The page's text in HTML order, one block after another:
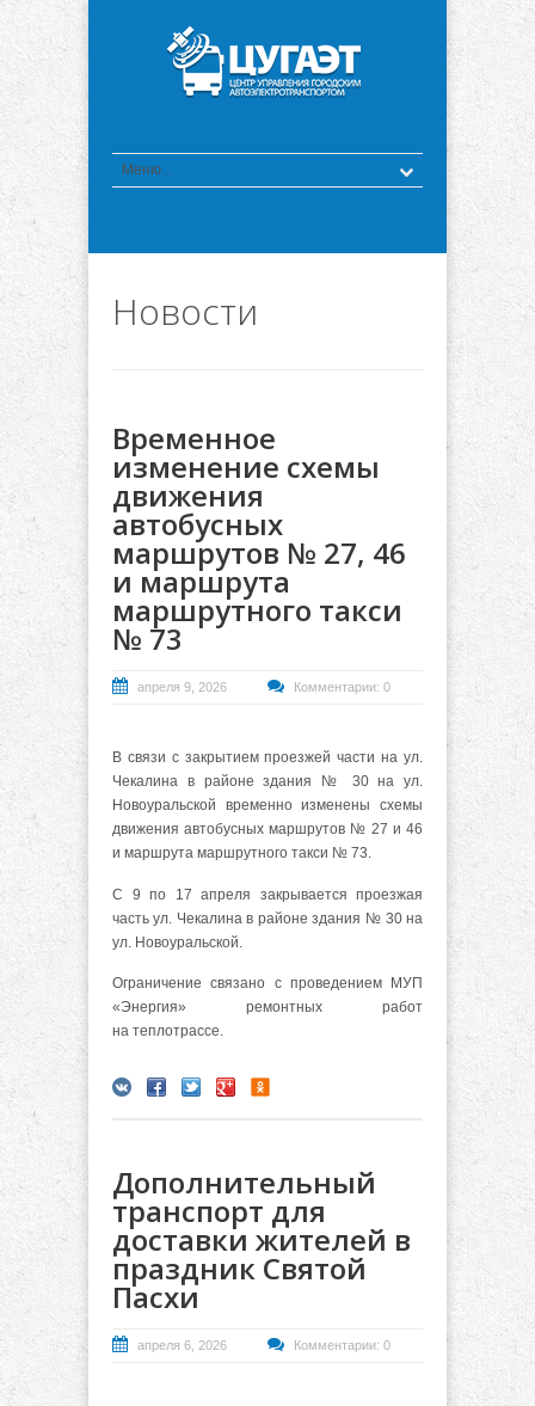
Новости
Временное
изменение схемы
движения
автобусных
маршрутов № 27, 46
и маршрута
маршрутного такси
№ 73
апреля 9, 2026 Комментарии: 0
В связи с закрытием проезжей части на ул.
Чекалина в районе здания № 30 на ул.
Новоуральской временно изменены схемы
движения автобусных маршрутов № 27 и 46
и маршрута маршрутного такси № 73.
С 9 по 17 апреля закрывается проезжая
часть ул. Чекалина в районе здания № 30 на
ул. Новоуральской.
Ограничение связано с проведением МУП
«Энергия» ремонтных работ
на теплотрассе.
Дополнительный
транспорт для
доставки жителей в
праздник Святой
Пасхи
апреля 6, 2026 Комментарии: 0